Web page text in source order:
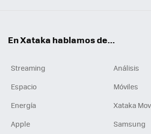
En Xataka hablamos de...
Streaming
Análisis
Espacio
Móviles
Energía
Xataka
Apple
Samsung